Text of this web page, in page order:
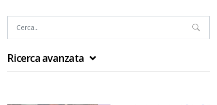
Ricerca avanzata